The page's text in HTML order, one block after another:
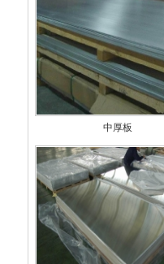
中厚板